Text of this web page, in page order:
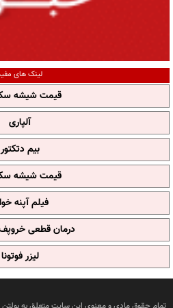
لینک های
قیمت شیشه
آلپاری
بیم دتکتور
قیمت شیشه
فیلم آپنه
درمان قطعی
لیزر فوتونا